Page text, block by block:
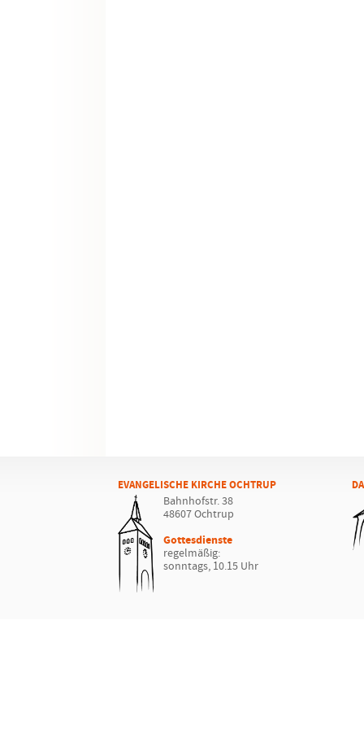
EVANGELISCHE KIRCHE OCHTRUP
Bahnhofstr. 38
48607 Ochtrup
Gottesdienste
regelmäßig:
sonntags, 10.15 Uhr